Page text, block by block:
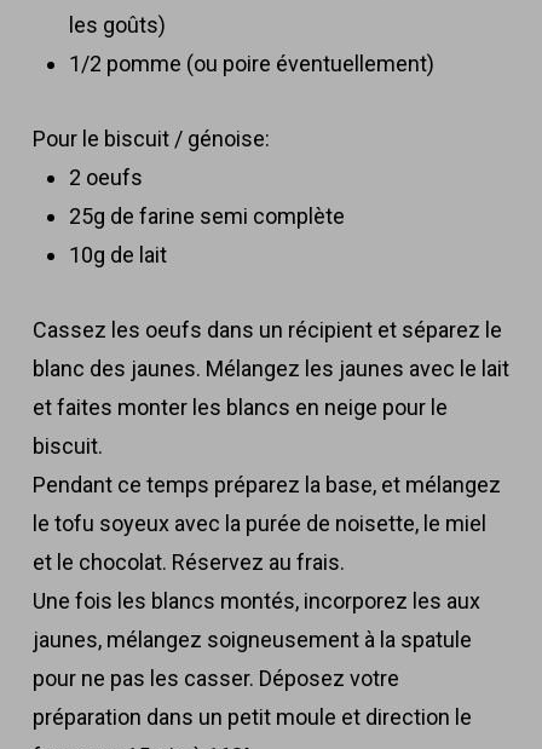
les goûts)
1/2 pomme (ou poire éventuellement)
Pour le biscuit / génoise:
2 oeufs
25g de farine semi complète
10g de lait
Cassez les oeufs dans un récipient et séparez le
blanc des jaunes. Mélangez les jaunes avec le lait
et faites monter les blancs en neige pour le
biscuit.
Pendant ce temps préparez la base, et mélangez
le tofu soyeux avec la purée de noisette, le miel
et le chocolat. Réservez au frais.
Une fois les blancs montés, incorporez les aux
jaunes, mélangez soigneusement à la spatule
pour ne pas les casser. Déposez votre
préparation dans un petit moule et direction le